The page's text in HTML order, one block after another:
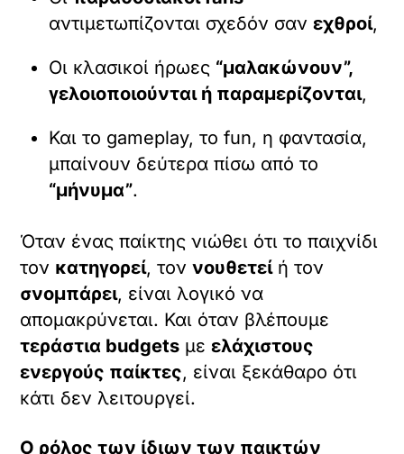
αντιμετωπίζονται σχεδόν σανεχθροί,
Οι κλασικοί ήρωες “μαλακώνουν”,
γελοιοποιούνται ή παραμερίζονται,
Και το gameplay, το fun, η φαντασία,
μπαίνουν δεύτερα πίσω από το
“μήνυμα”.
Όταν ένας παίκτης νιώθει ότι το παιχνίδι
τον κατηγορεί, τοννουθετείή τον
σνομπάρει, είναι λογικό να
απομακρύνεται. Και όταν βλέπουμε
τεράστια budgets μεελάχιστους
ενεργούς παίκτες, είναι ξεκάθαρο ότι
κάτι δεν λειτουργεί.
Ο ρόλος των ίδιων των παικτών